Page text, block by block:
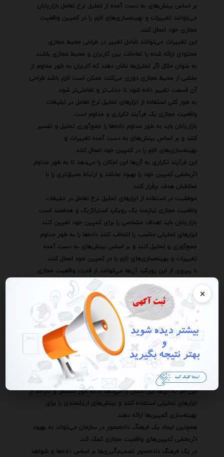
×
بر اساس بینش‌های به دست آمده از تحلیل نرخ تعامل بازاریابان
می‌توانند تغییرات و بهینه‌سازی‌های لازم را در کمپین واقعیت
مجازی خود اعمال کنند.
این تغییرات می‌توانند شامل تغییر در طراحی محیط مجازی
محتوای ارائه شده یا تعاملات بین کاربران و محیط مجازی باشند.
به عنوان مثال اگر تحلیل‌ها نشان دهند که کاربران به طور مداوم از
بخشی از محیط مجازی دوری می‌کنند ممکن است لازم باشد طراحی
آن قسمت تغییر داده شود تا جذاب‌تر و تعاملی‌تر شود.
به طور کلی استفاده از ابزارهای تحلیل نرخ تعامل در تبلیغات
واقعیت مجازی یک فرآیند تکراری و مداوم است.
بازاریابان باید به طور مداوم داده‌ها را جمع‌آوری تحلیل و تفسیر
کنند و بر اساس بینش‌های به دست آمده تغییرات و
بهینه‌سازی‌های لازم را در کمپین خود اعمال کنند.
این فرآیند تکراری به آن‌ها این امکان را می‌دهد تا به طور مداوم
اثربخشی کمپین خود را بهبود بخشند و ارتباط عمیق‌تری را با
مخاطبان هدف برقرار کنند.
موفقیت در استفاده از ابزارهای تحلیل نرخ تعامل در تبلیغات
واقعیت مجازی نیازمند یک رویکرد استراتژیک و هدفمند است.
بازاریابان باید اهداف مشخصی را برای کمپین خود تعیین کنند
ابزارهای تحلیلی مناسب را انتخاب کنند داده‌ها را به طور مداوم
جمع‌آوری و تحلیل کنند و بر اساس بینش‌های به دست آمده
تغییرات و بهینه‌سازی‌های لازم را در کمپین خود اعمال کنند.
با پیروی از این رویکرد آن‌ها می‌توانند از قدرت واقعیت مجازی
برای ایجاد تجربیات فراگیر و تعاملی استفاده کنند که می‌تواند
ارتباط عمیق‌تری را با مخاطبان هدف برقرار کند و به دستیابی به
اهداف بازاریابی کمک کند.
در کنار این موارد آموزش و توانمندسازی تیم بازاریابی برای
استفاده از ابزارهای تحلیلی و تفسیر داده‌ها نیز از اهمیت بالایی
برخوردار است.
برگزاری دوره‌های آموزشی و کارگاه‌های تخصصی می‌تواند به تیم
بازاریابی کمک کند تا مهارت‌های لازم برای جمع‌آوری تحلیل و تفسیر
داده‌های مربوط به نرخ تعامل در واقعیت مجازی را کسب کنند.
این امر به آن‌ها این امکان را می‌دهد تا به طور مستقل و کارآمد از
ابزارهای تحلیلی استفاده کنند و بینش‌های ارزشمندی را برای
بهینه‌سازی کمپین‌ها ارائه دهند.
همچنین ایجاد یک فرهنگ داده‌محور در سازمان می‌تواند به بهبود
اثربخشی کمپین‌های واقعیت مجازی کمک کند.
در یک فرهنگ داده‌محور تصمیم‌گیری‌ها بر اساس داده‌ها و شواهد